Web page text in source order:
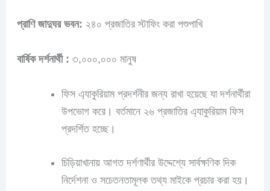
প্রাণি জাদুঘর ভবন: ২৪০ প্রজাতির স্টাফিং করা পশুপাখি
বার্ষিক দর্শনার্থী : ৩,০০০,০০০ মানুষ
ফিস এ্যাকুরিয়াম প্রদর্শনীর জন্য রাখা হয়েছে যা দর্শনার্থীরা
উপভোগ করে। বর্তমানে ২৬ প্রজাতির এ্যাকুরিয়াম ফিস
প্রদর্শিত হচ্ছে।
চিড়িয়াখানায় আগত দর্শণার্থীর উদ্দেশ্যে সার্বক্ষণিক দিক
নির্দেশনা ও সচেতনতামূলক তথ্য মাইকে প্রচার করা হয়।